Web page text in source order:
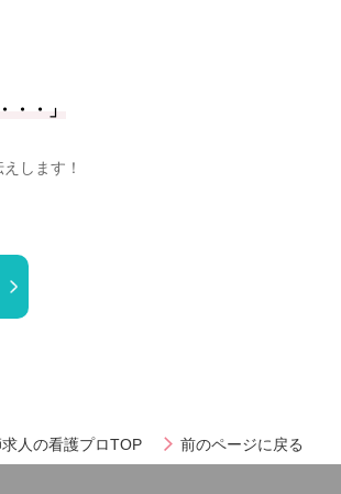
・・」
します！
人の看護プロTOP 前のページに戻る